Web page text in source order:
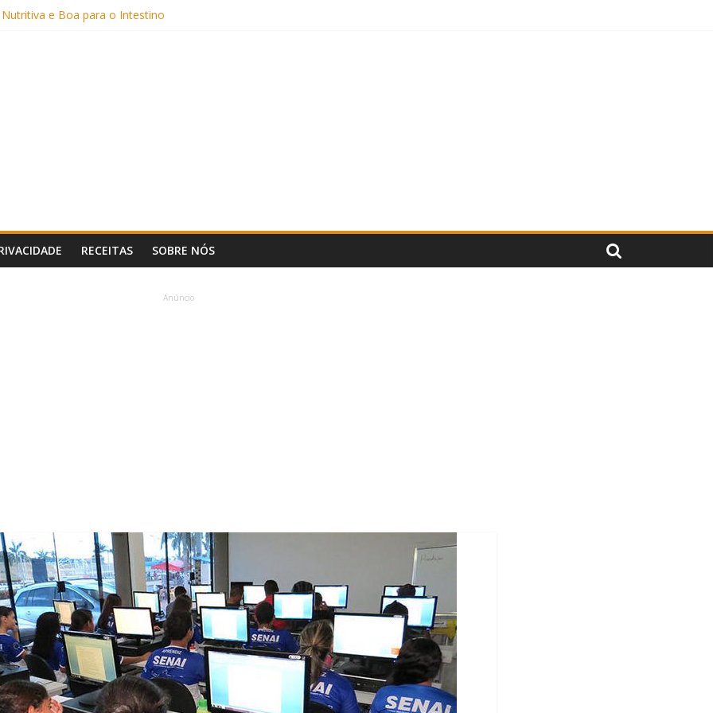
e Boa para o Intestino
(Sem Forno, Fácil e Fofinho)
Receita Prática e Deliciosa
RECEITAS SOBRE NÓS
Anúncio